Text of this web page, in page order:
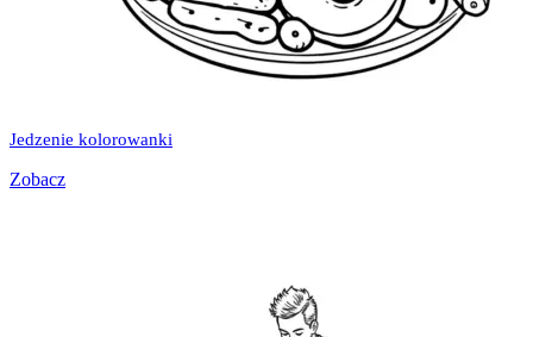
Jedzenie kolorowanki
Zobacz